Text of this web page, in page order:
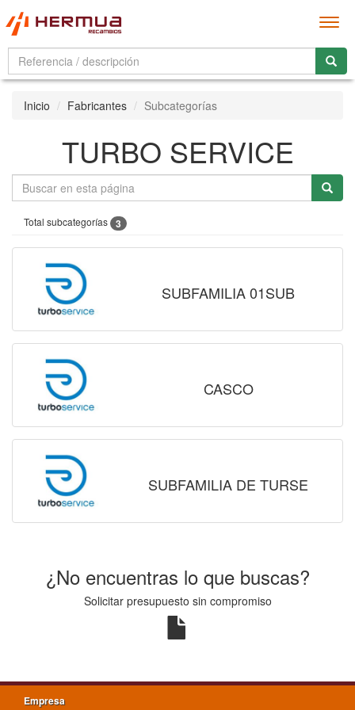
Inicio Fabricantes Subcategorías
TURBO SERVICE
Total subcategorías 3
SUBFAMILIA 01SUB
CASCO
SUBFAMILIA DE TURSE
¿No encuentras lo que buscas?
Solicitar presupuesto sin compromiso
Empresa